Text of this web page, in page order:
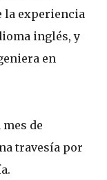
la experiencia
inglés, y
en
mes de
travesía por